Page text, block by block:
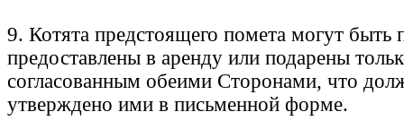
9. Котята предстоящего помета могут быть
предоставлены в аренду или подарены
согласованным обеими Сторонами, что
утверждено ими в письменной форме.